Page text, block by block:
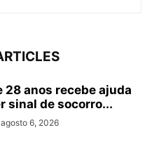
28 anos recebe ajuda
sinal de socorro...
agosto 6, 2026